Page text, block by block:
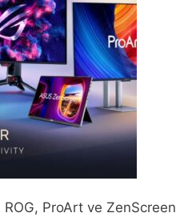
ProArt ve ZenScreen